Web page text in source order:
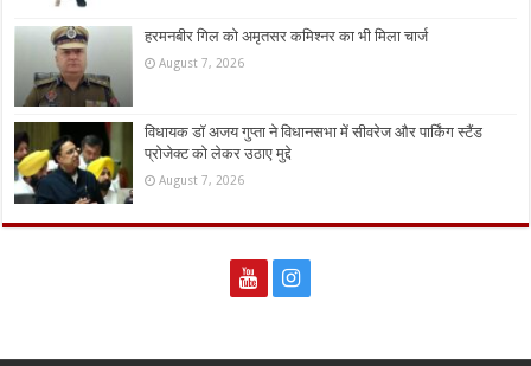
हरमनबीर गिल को अमृतसर कमिश्नर का भी मिला चार्ज
August 7, 2026
विधायक डॉ अजय गुप्ता ने विधानसभा में सीवरेज और पार्किंग स्टैंड
प्रोजेक्ट को लेकर उठाए मुद्दे
August 7, 2026